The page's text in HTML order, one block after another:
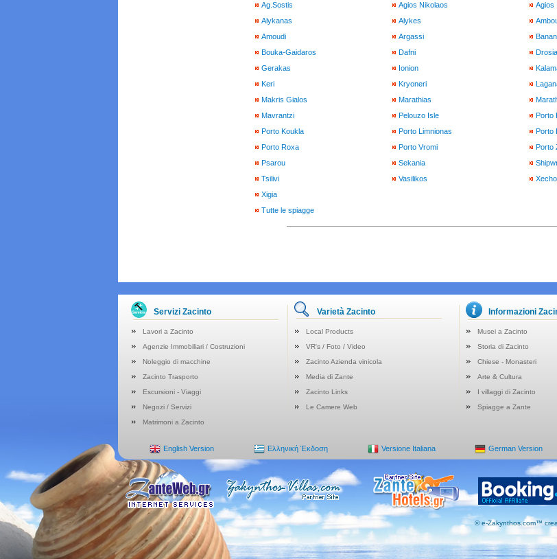
Ag.Sostis Agios Nikolaos
Agios
Alykanas
Alykes
Amoudi
Argassi
Bouka-Gaidaros
Dafni
Drosia
Gerakas
Ionion
Keri
Kryoneri
Makris Gialos
Marathias
Mavrantzi
Pelouzo Isle
Porto
Porto Koukla
Porto Limnionas
Porto
Porto Roxa
Porto Vromi
Porto
Psarou
Sekania
Tsilivi
Vasilikos
Xigia
Tutte le spiagge
Servizi Zacinto Varietà Zacinto Informazioni
Lavori a Zacinto Local Products Musei a Zacinto
Agenzie Immobiliari / Costruzioni
VR's / Foto / Video Storia di Zacinto
Noleggio di macchine
Zacinto Azienda vinicola Chiese - Monasteri
Zacinto Trasporto
Media di Zante Arte & Cultura
Escursioni - Viaggi
Zacinto Links I villaggi di Zacinto
Negozi / Servizi
Le Camere Web Spiagge a Zante
Matrimoni a Zacinto
English Version Ελληνική Έκδοση Versione Italiana German Version
© e-Zakynthos.com™